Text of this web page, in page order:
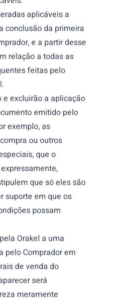
aplicáveis a
conclusão da primeira
e a partir desse
relação a todas as
feitas pelo
e excluirão a aplicação
emitido pelo
exemplo, as
ou outros
que o
que só eles são
suporte em que os
possam
Orakel a uma
pelo Comprador em
de venda do
será
meramente